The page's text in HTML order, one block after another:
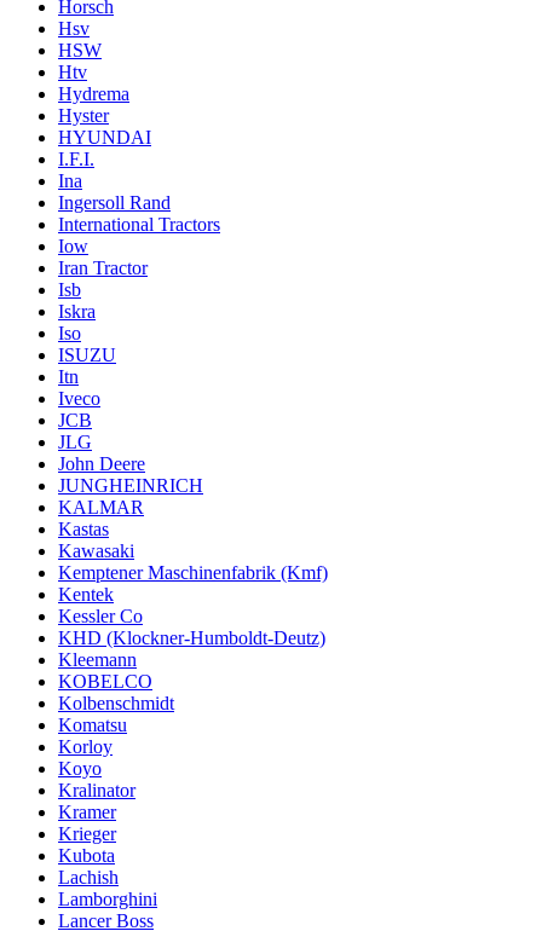
Horsch
Hsv
HSW
Htv
Hydrema
Hyster
HYUNDAI
I.F.I.
Ina
Ingersoll Rand
International Tractors
Iow
Iran Tractor
Isb
Iskra
Iso
ISUZU
Itn
Iveco
JCB
JLG
John Deere
JUNGHEINRICH
KALMAR
Kastas
Kawasaki
Kemptener Maschinenfabrik (Kmf)
Kentek
Kessler Co
KHD (Klockner-Humboldt-Deutz)
Kleemann
KOBELCO
Kolbenschmidt
Komatsu
Korloy
Koyo
Kralinator
Kramer
Krieger
Kubota
Lachish
Lamborghini
Lancer Boss